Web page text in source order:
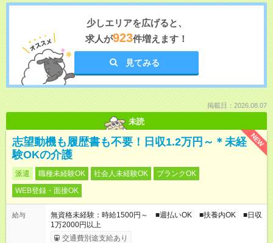
少しエリアを広げると、
求人が923件増えます！
見てみる
掲載日：2026.08.07
未読
NEW
志望動機も履歴書も不要！日収1.2万円～＊未経
験OKの介護
派遣 職種未経験OK 社会人未経験OK
ブランクOK
WEB登録・面接OK
給与
無資格未経験：時給1500円～ ■週払いOK ■扶養内OK ■日収
1万2000円以上
交通費別途支給あり